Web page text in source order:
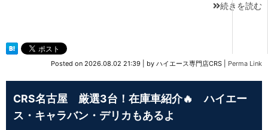
続きを読む
Posted on 2026.08.02 21:39 by ハイエース専門店CRS Perma Link
CRS名古屋 厳選3台！在庫車紹介🔥 ハイエー
ス・キャラバン・デリカもあるよ